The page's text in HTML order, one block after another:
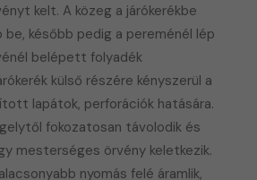
kelt. A közeg a járókerékbe
be, később pedig a pereménél lép
belépett folyadék
külső részére kényszerül a
lapátok, perforációk hatására.
fokozatosan távolodik és
mesterséges örvény keletkezik.
nyomás felé áramlik,